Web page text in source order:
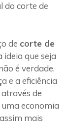
do corte de
de corte de
ideia que seja
é verdade,
e a eficiência
de
economia
mais